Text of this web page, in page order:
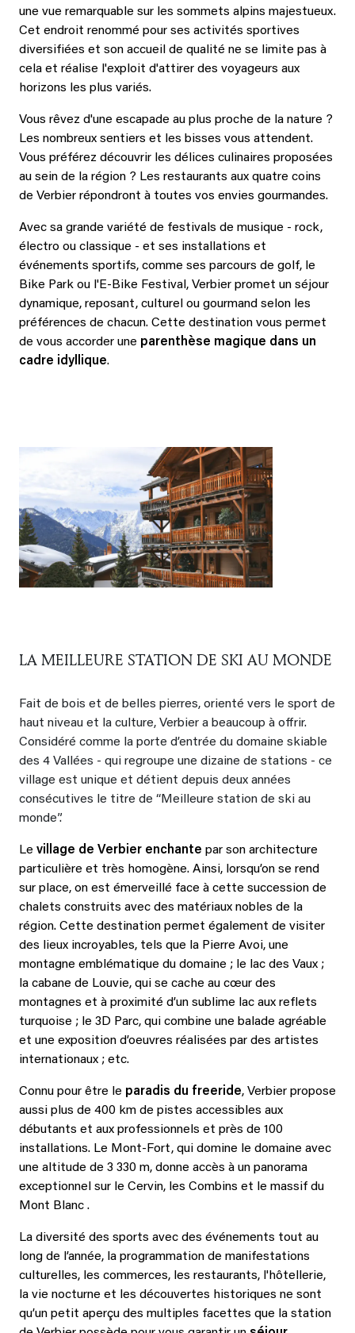
une vue remarquable sur les sommets alpins majestueux.
Cet endroit renommé pour ses activités sportives
diversifiées et son accueil de qualité ne se limite pas à
cela et réalise l'exploit d'attirer des voyageurs aux
horizons les plus variés.
Vous rêvez d'une escapade au plus proche de la nature ?
Les nombreux sentiers et les bisses vous attendent.
Vous préférez découvrir les délices culinaires proposées
au sein de la région ? Les restaurants aux quatre coins
de Verbier répondront à toutes vos envies gourmandes.
Avec sa grande variété de festivals de musique - rock,
électro ou classique - et ses installations et
événements sportifs, comme ses parcours de golf, le
Bike Park ou l'E-Bike Festival, Verbier promet un séjour
dynamique, reposant, culturel ou gourmand selon les
préférences de chacun. Cette destination vous permet
de vous accorder une parenthèse magique dans un
cadre idyllique.
LA MEILLEURE STATION DE SKI AU MONDE
Fait de bois et de belles pierres, orienté vers le sport de
haut niveau et la culture, Verbier a beaucoup à offrir.
Considéré comme la porte d’entrée du domaine skiable
des 4 Vallées - qui regroupe une dizaine de stations - ce
village est unique et détient depuis deux années
consécutives le titre de “Meilleure station de ski au
monde”.
Le village de Verbier enchante par son architecture
particulière et très homogène. Ainsi, lorsqu’on se rend
sur place, on est émerveillé face à cette succession de
chalets construits avec des matériaux nobles de la
région. Cette destination permet également de visiter
des lieux incroyables, tels que la Pierre Avoi, une
montagne emblématique du domaine ; le lac des Vaux ;
la cabane de Louvie, qui se cache au cœur des
montagnes et à proximité d’un sublime lac aux reflets
turquoise ; le 3D Parc, qui combine une balade agréable
et une exposition d’oeuvres réalisées par des artistes
internationaux ; etc.
Connu pour être le paradis du freeride, Verbier propose
aussi plus de 400 km de pistes accessibles aux
débutants et aux professionnels et près de 100
installations. Le Mont-Fort, qui domine le domaine avec
une altitude de 3 330 m, donne accès à un panorama
exceptionnel sur le Cervin, les Combins et le massif du
Mont Blanc .
La diversité des sports avec des événements tout au
long de l’année, la programmation de manifestations
culturelles, les commerces, les restaurants, l'hôtellerie,
la vie nocturne et les découvertes historiques ne sont
qu’un petit aperçu des multiples facettes que la station